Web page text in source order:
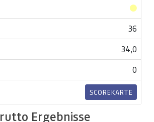
36
34,0
0
SCOREKARTE
Ergebnisse